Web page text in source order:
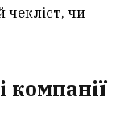
чи
компанії